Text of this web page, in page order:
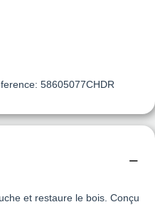
58605077CHDR
et restaure le bois. Conçu